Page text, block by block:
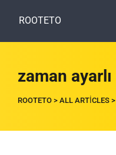
ROOTETO
zaman ayarlı
ROOTETO > ALL ARTICLES >